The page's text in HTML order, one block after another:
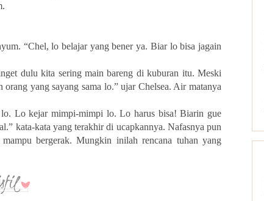
“Chel, lo belajar yang bener ya. Biar lo bisa jagain
dulu kita sering main bareng di kuburan itu. Meski
yang sayang sama lo.” ujar Chelsea. Air matanya
Lo kejar mimpi-mimpi lo. Lo harus bisa! Biarin gue
kata-kata yang terakhir di ucapkannya. Nafasnya pun
bergerak. Mungkin inilah rencana tuhan yang